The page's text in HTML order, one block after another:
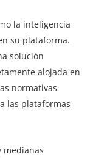
la inteligencia
su plataforma.
solución
alojada en
normativas
las plataformas
medianas